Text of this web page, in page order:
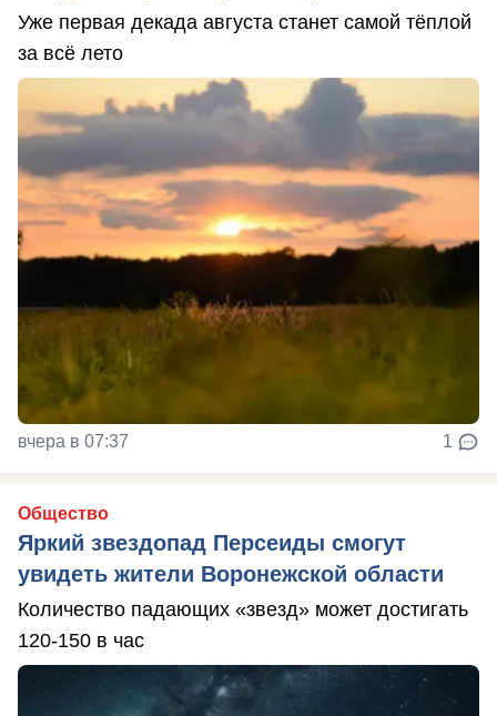
Уже первая декада августа станет самой тёплой
за всё лето
вчера в 07:37 1
Общество
Яркий звездопад Персеиды смогут
увидеть жители Воронежской области
Количество падающих «звезд» может достигать
120-150 в час